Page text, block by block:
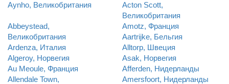
Aynho, Великобритания
Acton Scott,
Великобритания
Abbeystead,
Великобритания
Amotz, Франция
Aartrijke, Бельгия
Ardenza, Италия
Alltorp, Швеция
Algeroy, Норвегия
Asak, Норвегия
Au Meoule, Франция
Afferden, Нидерланды
Allendale Town,
Amersfoort, Нидерланды